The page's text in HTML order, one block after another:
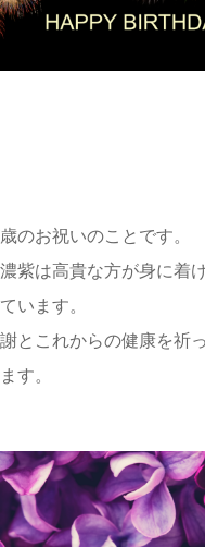
のお祝いのことです。
紫は高貴な方が身に着
います。
とこれからの健康を祈
す。